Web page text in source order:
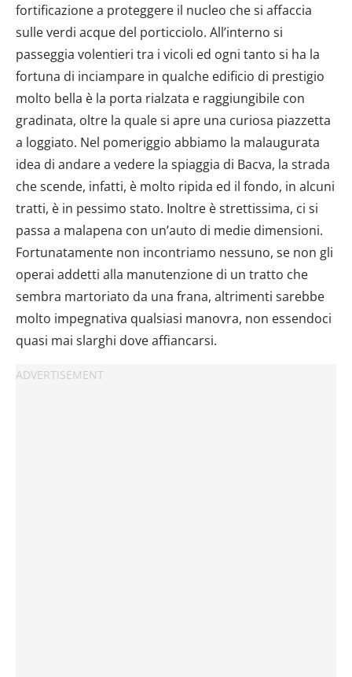
fortificazione a proteggere il nucleo che si affaccia
sulle verdi acque del porticciolo. All’interno si
passeggia volentieri tra i vicoli ed ogni tanto si ha la
fortuna di inciampare in qualche edificio di prestigio
molto bella è la porta rialzata e raggiungibile con
gradinata, oltre la quale si apre una curiosa piazzetta
a loggiato. Nel pomeriggio abbiamo la malaugurata
idea di andare a vedere la spiaggia di Bacva, la strada
che scende, infatti, è molto ripida ed il fondo, in alcuni
tratti, è in pessimo stato. Inoltre è strettissima, ci si
passa a malapena con un’auto di medie dimensioni.
Fortunatamente non incontriamo nessuno, se non gli
operai addetti alla manutenzione di un tratto che
sembra martoriato da una frana, altrimenti sarebbe
molto impegnativa qualsiasi manovra, non essendoci
quasi mai slarghi dove affiancarsi.